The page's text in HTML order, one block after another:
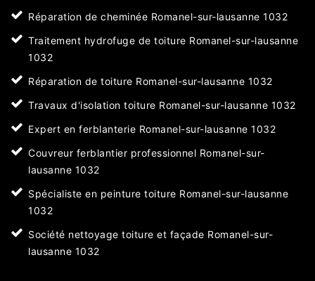
Réparation de cheminée Romanel-sur-lausanne 1032
Traitement hydrofuge de toiture Romanel-sur-lausanne
1032
Réparation de toiture Romanel-sur-lausanne 1032
Travaux d'isolation toiture Romanel-sur-lausanne 1032
Expert en ferblanterie Romanel-sur-lausanne 1032
Couvreur ferblantier professionnel Romanel-sur-
lausanne 1032
Spécialiste en peinture toiture Romanel-sur-lausanne
1032
Société nettoyage toiture et façade Romanel-sur-
lausanne 1032